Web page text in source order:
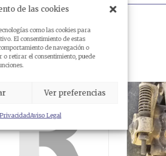
de las cookies
como las cookies para
El consentimiento de estas
de navegación o
o retirar el consentimiento, puede
Ver preferencias
Aviso Legal